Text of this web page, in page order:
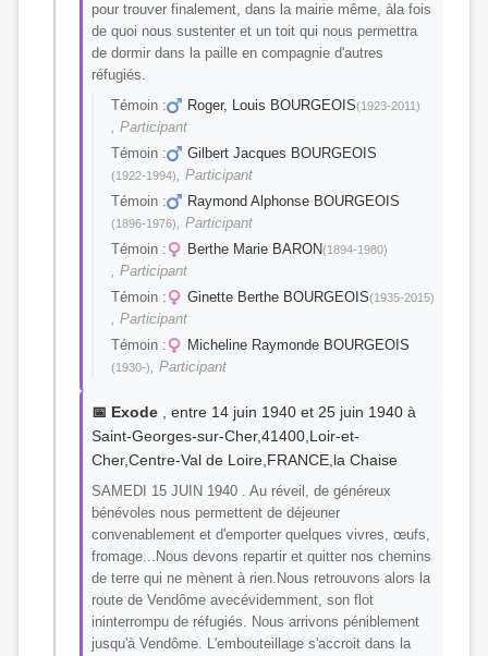
pour trouver finalement, dans la mairie même, àla fois
de quoi nous sustenter et un toit qui nous permettra
de dormir dans la paille en compagnie d'autres
réfugiés.
Témoin :
Roger, Louis BOURGEOIS(1923-2011)
, Participant
Témoin :
Gilbert Jacques BOURGEOIS
(1922-1994), Participant
Témoin :
Raymond Alphonse BOURGEOIS
(1896-1976), Participant
Témoin :
Berthe Marie BARON(1894-1980)
, Participant
Témoin :
Ginette Berthe BOURGEOIS(1935-2015)
, Participant
Témoin :
Micheline Raymonde BOURGEOIS
(1930-), Participant
📅 Exode , entre 14 juin 1940 et 25 juin 1940 à
Saint-Georges-sur-Cher,41400,Loir-et-
Cher,Centre-Val de Loire,FRANCE,la Chaise
SAMEDI 15 JUIN 1940 . Au réveil, de généreux
bénévoles nous permettent de déjeuner
convenablement et d'emporter quelques vivres, œufs,
fromage...Nous devons repartir et quitter nos chemins
de terre qui ne mènent à rien.Nous retrouvons alors la
route de Vendôme avecévidemment, son flot
ininterrompu de réfugiés. Nous arrivons péniblement
jusqu'à Vendôme. L'embouteillage s'accroit dans la